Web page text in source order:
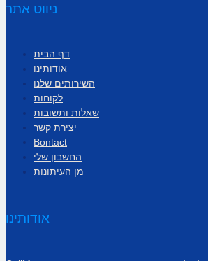
ניווט אתר
דף הבית
אודותינו
השירותים שלנו
לקוחות
שאלות ותשובות
יצירת קשר
Bontact
החשבון שלי
מן העיתונות
אודותינו